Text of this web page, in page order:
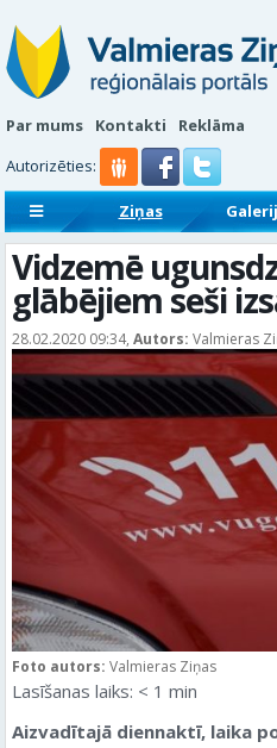
Par mums Kontakti
Reklāma
Autorizēties:
Ziņas
Sludinājumi
Reklāmraksti
Vidzemē
glābējiem seši
28.02.2020 09:34, Autors: Valmieras
Foto autors: Valmieras Ziņas
Lasīšanas laiks: < 1 min
Aizvadītajā diennaktī, laika